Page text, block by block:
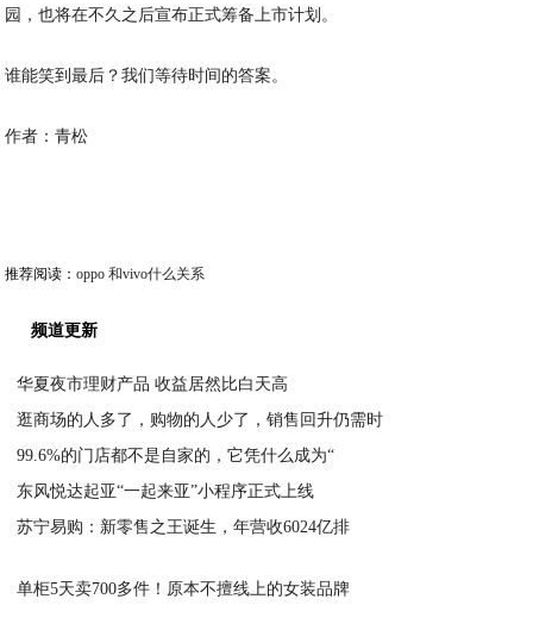
园，也将在不久之后宣布正式筹备上市计划。
谁能笑到最后？我们等待时间的答案。
作者：青松
推荐阅读：oppo 和vivo什么关系
频道更新
华夏夜市理财产品 收益居然比白天高
逛商场的人多了，购物的人少了，销售回升仍需时
99.6%的门店都不是自家的，它凭什么成为“
东风悦达起亚“一起来亚”小程序正式上线
苏宁易购：新零售之王诞生，年营收6024亿排
单柜5天卖700多件！原本不擅线上的女装品牌